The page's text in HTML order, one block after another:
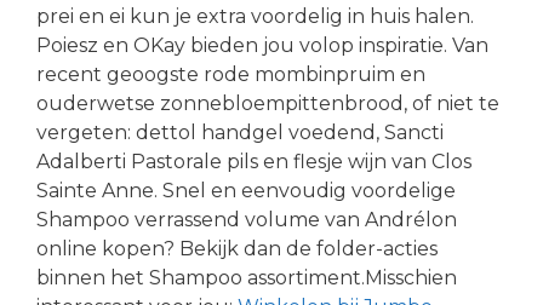
prei en ei kun je extra voordelig in huis halen.
Poiesz en OKay bieden jou volop inspiratie. Van
recent geoogste rode mombinpruim en
ouderwetse zonnebloempittenbrood, of niet te
vergeten: dettol handgel voedend, Sancti
Adalberti Pastorale pils en flesje wijn van Clos
Sainte Anne. Snel en eenvoudig voordelige
Shampoo verrassend volume van Andrélon
online kopen? Bekijk dan de folder-acties
binnen het Shampoo assortiment.Misschien